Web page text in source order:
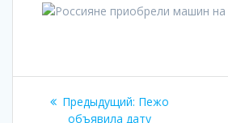
Навигация
Предыдущий: Предыдущая
запись:
Пежо
объявила дату